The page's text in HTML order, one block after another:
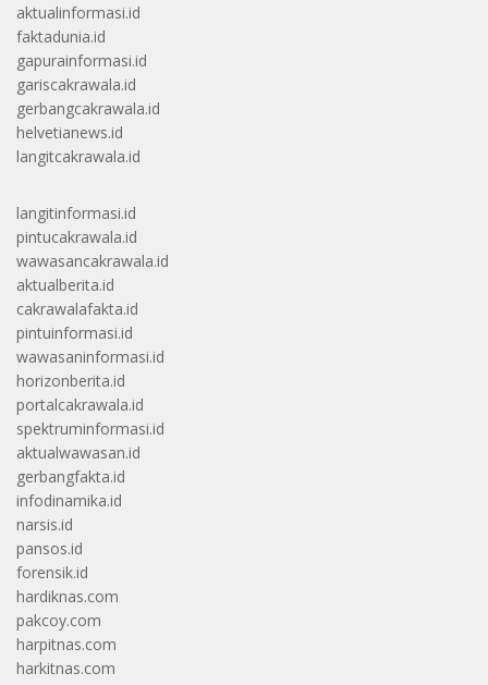
aktualinformasi.id
faktadunia.id
gapurainformasi.id
gariscakrawala.id
gerbangcakrawala.id
helvetianews.id
langitcakrawala.id
langitinformasi.id
pintucakrawala.id
wawasancakrawala.id
aktualberita.id
cakrawalafakta.id
pintuinformasi.id
wawasaninformasi.id
horizonberita.id
portalcakrawala.id
spektruminformasi.id
aktualwawasan.id
gerbangfakta.id
infodinamika.id
narsis.id
pansos.id
forensik.id
hardiknas.com
pakcoy.com
harpitnas.com
harkitnas.com